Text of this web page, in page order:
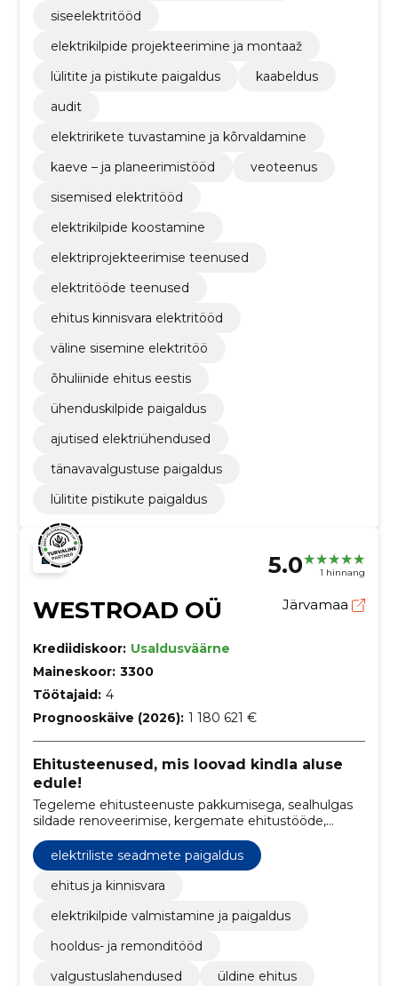
siseelektritööd
elektrikilpide projekteerimine ja montaaž
lülitite ja pistikute paigaldus
kaabeldus
audit
elektririkete tuvastamine ja kõrvaldamine
kaeve – ja planeerimistööd
veoteenus
sisemised elektritööd
elektrikilpide koostamine
elektriprojekteerimise teenused
elektritööde teenused
ehitus kinnisvara elektritööd
väline sisemine elektritöö
õhuliinide ehitus eestis
ühenduskilpide paigaldus
ajutised elektriühendused
tänavavalgustuse paigaldus
lülitite pistikute paigaldus
5.0 1 hinnang
WESTROAD OÜ Järvamaa
Krediidiskoor: Usaldusväärne
Maineskoor: 3300
Töötajaid: 4
Prognooskäive (2026): 1 180 621 €
Ehitusteenused, mis loovad kindla aluse
edule!
Tegeleme ehitusteenuste pakkumisega, sealhulgas
sildade renoveerimise, kergemate ehitustööde,
hooldus- ja remonditööde, projekteerimise ning
valgustuslahendusteg
elektriliste seadmete paigaldus
ehitus ja kinnisvara
elektrikilpide valmistamine ja paigaldus
hooldus- ja remonditööd
valgustuslahendused
üldine ehitus